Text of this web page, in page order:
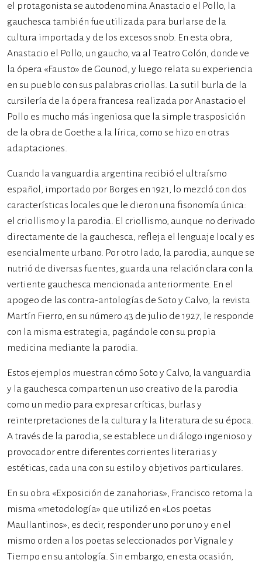
el protagonista se autodenomina Anastacio el Pollo, la
gauchesca también fue utilizada para burlarse de la
cultura importada y de los excesos snob. En esta obra,
Anastacio el Pollo, un gaucho, va al Teatro Colón, donde ve
la ópera «Fausto» de Gounod, y luego relata su experiencia
en su pueblo con sus palabras criollas. La sutil burla de la
cursilería de la ópera francesa realizada por Anastacio el
Pollo es mucho más ingeniosa que la simple trasposición
de la obra de Goethe a la lírica, como se hizo en otras
adaptaciones.
Cuando la vanguardia argentina recibió el ultraísmo
español, importado por Borges en 1921, lo mezcló con dos
características locales que le dieron una fisonomía única:
el criollismo y la parodia. El criollismo, aunque no derivado
directamente de la gauchesca, refleja el lenguaje local y es
esencialmente urbano. Por otro lado, la parodia, aunque se
nutrió de diversas fuentes, guarda una relación clara con la
vertiente gauchesca mencionada anteriormente. En el
apogeo de las contra-antologías de Soto y Calvo, la revista
Martín Fierro, en su número 43 de julio de 1927, le responde
con la misma estrategia, pagándole con su propia
medicina mediante la parodia.
Estos ejemplos muestran cómo Soto y Calvo, la vanguardia
y la gauchesca comparten un uso creativo de la parodia
como un medio para expresar críticas, burlas y
reinterpretaciones de la cultura y la literatura de su época.
A través de la parodia, se establece un diálogo ingenioso y
provocador entre diferentes corrientes literarias y
estéticas, cada una con su estilo y objetivos particulares.
En su obra «Exposición de zanahorias», Francisco retoma la
misma «metodología» que utilizó en «Los poetas
Maullantinos», es decir, responder uno por uno y en el
mismo orden a los poetas seleccionados por Vignale y
Tiempo en su antología. Sin embargo, en esta ocasión,